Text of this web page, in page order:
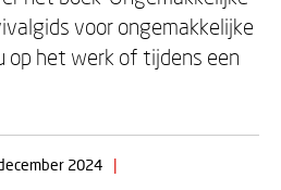
voor ongemakkelijke
op het werk of tijdens een
2024
|